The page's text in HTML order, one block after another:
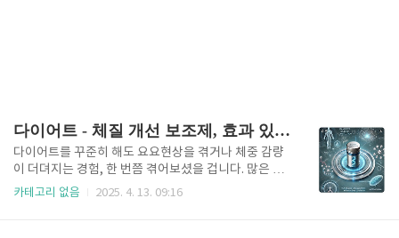
다이어트 - 체질 개선 보조제, 효과 있을까?(종류, 효과, 팁)
다이어트를 꾸준히 해도 요요현상을 겪거나 체중 감량
이 더뎌지는 경험, 한 번쯤 겪어보셨을 겁니다. 많은 사
람들은 체질이 살이 잘 찌는 쪽이라고 단정하고, 이를
카테고리 없음 2025. 4. 13. 09:16